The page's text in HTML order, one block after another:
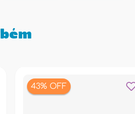
43% OFF